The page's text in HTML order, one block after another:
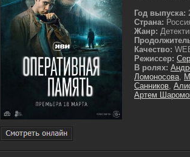
Год выпуска:
Страна:
Жанр:
Качество:
Режиссер:
В ролях:
Ломоносова,
Санников,
Артем